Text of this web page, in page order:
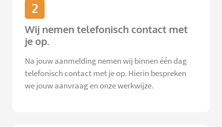
2
Wij nemen telefonisch contact met
je op.
Na jouw aanmelding nemen wij binnen één dag
telefonisch contact met je op. Hierin bespreken
we jouw aanvraag en onze werkwijze.